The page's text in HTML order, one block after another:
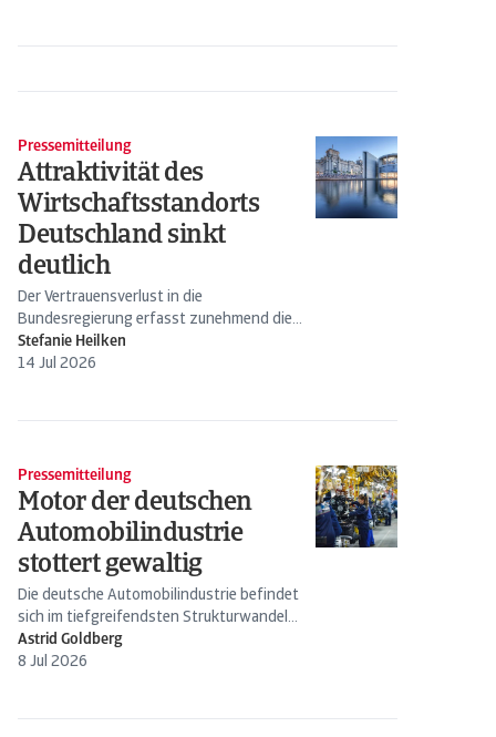
Pressemitteilung
Attraktivität des
Wirtschaftsstandorts
Deutschland sinkt
deutlich
Der Vertrauensverlust in die
Bundesregierung erfasst zunehmend die
Wirtschaft.
Stefanie Heilken
14 Jul 2026
Pressemitteilung
Motor der deutschen
Automobilindustrie
stottert gewaltig
Die deutsche Automobilindustrie befindet
sich im tiefgreifendsten Strukturwandel
ihrer Geschichte.
Astrid Goldberg
8 Jul 2026